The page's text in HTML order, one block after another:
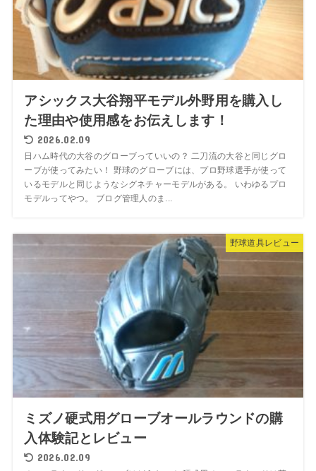
アシックス大谷翔平モデル外野用を購入し
た理由や使用感をお伝えします！
2026.02.09
日ハム時代の大谷のグローブっていいの？ 二刀流の大谷と同じグロ
ーブが使ってみたい！ 野球のグローブには、プロ野球選手が使って
いるモデルと同じようなシグネチャーモデルがある。 いわゆるプロ
モデルってやつ。 ブログ管理人のま...
野球道具レビュー
ミズノ硬式用グローブオールラウンドの購
入体験記とレビュー
2026.02.09